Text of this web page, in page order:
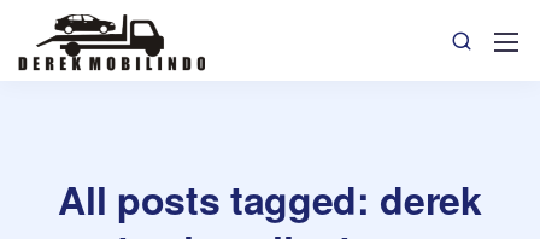
All posts tagged: derek